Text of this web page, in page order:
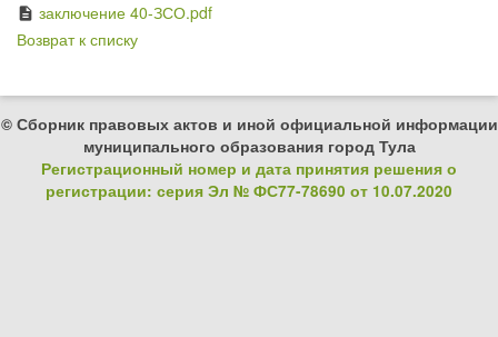
description заключение 40-ЗСО.pdf
Возврат к списку
© Сборник правовых актов и иной официальной информации
муниципального образования город Тула
Регистрационный номер и дата принятия решения о
регистрации: серия Эл № ФС77-78690 от 10.07.2020